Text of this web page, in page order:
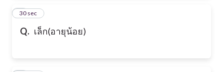
Q. เล็ก(อายุน้อย)
2
30 sec